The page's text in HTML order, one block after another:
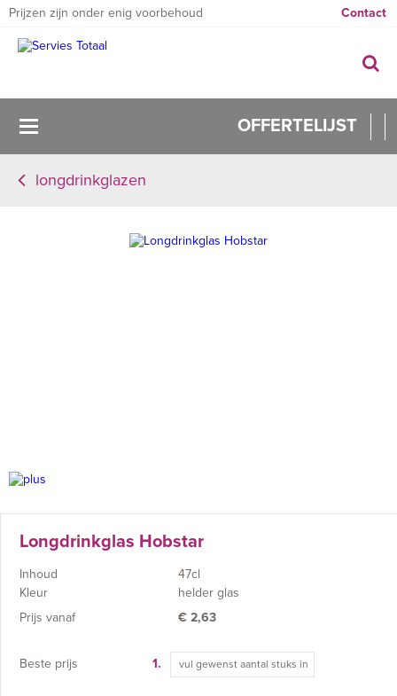
Prijzen zijn onder enig voorbehoud Contact
OFFERTELIJST
longdrinkglazen
Longdrinkglas Hobstar
Inhoud
47cl
Kleur
helder glas
Prijs vanaf
€ 2,63
Beste prijs 1.